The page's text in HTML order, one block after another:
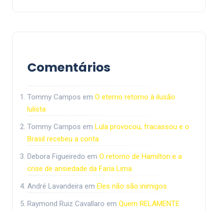
Comentários
Tommy Campos em O eterno retorno à ilusão
lulista
Tommy Campos em Lula provocou, fracassou e o
Brasil recebeu a conta
Debora Figueiredo em O retorno de Hamilton e a
crise de ansiedade da Faria Lima
André Lavandeira em Eles não são inimigos
Raymond Ruiz Cavallaro em Quem RELAMENTE